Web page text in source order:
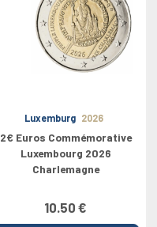
Luxemburg 2026
2€ Euros Commémorative
Luxembourg 2026
Charlemagne
10.50 €